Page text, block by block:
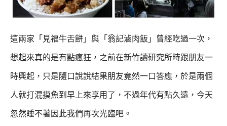
這兩家 「見福牛舌餅」 與 「翁記滷肉飯」 曾經吃過一次，
想起來真的是有點瘋狂， 之前在新竹讀研究所時跟朋友一
時興起，只是隨口說說結果朋友竟然一口答應， 於是兩個
人就打混摸魚到早上來享用了，不過年代有點久遠，今天
忽然睡不著因此我們再次光臨吧。